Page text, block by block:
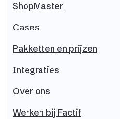
ShopMaster
Cases
Pakketten en prijzen
Integraties
Over ons
Werken bij Factif